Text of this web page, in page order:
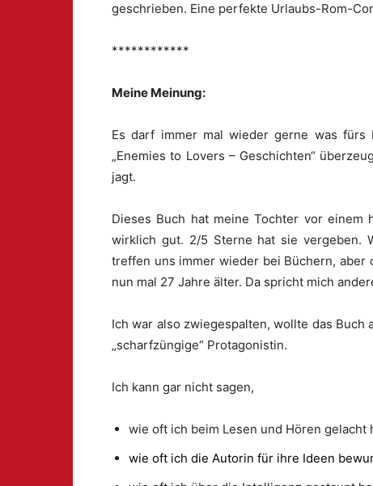
geschrieben. Eine perfekte Urlaubs-Rom-
************
Meine Meinung:
Es darf immer mal wieder gerne was
„Enemies to Lovers – Geschichten“
jagt.
Dieses Buch hat meine Tochter vor
wirklich gut. 2/5 Sterne hat sie vergeben.
treffen uns immer wieder bei Büchern,
nun mal 27 Jahre älter. Da spricht mich
Ich war also zwiegespalten, wollte das
„scharfzüngige“ Protagonistin.
Ich kann gar nicht sagen,
wie oft ich beim Lesen und Hören gelacht
wie oft ich die Autorin für ihre Ideen